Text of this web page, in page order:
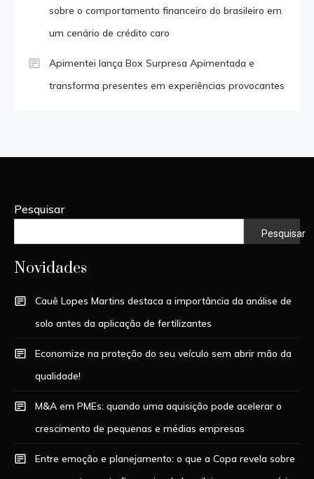
sobre o comportamento financeiro do brasileiro em
um cenário de crédito caro
Apimentei lança Box Surpresa Apimentada e
transforma presentes em experiências provocantes
Pesquisar
Pesquisar
Novidades
Cauê Lopes Martins destaca a importância da análise de
solo antes da aplicação de fertilizantes
Economize na proteção do seu veículo sem abrir mão da
qualidade!
M&A em PMEs: quando uma aquisição pode acelerar o
crescimento de pequenas e médias empresas
Entre emoção e planejamento: o que a Copa revela sobre